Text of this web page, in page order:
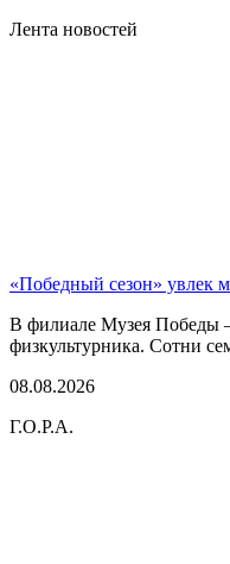
Лента новостей
«Победный сезон» увлек
В филиале Музея Победы
физкультурника. Сотни
08.08.2026
Г.О.Р.А.